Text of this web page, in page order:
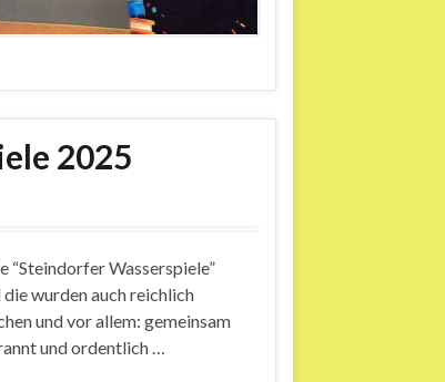
2025
Wasserspiele”
wurden auch reichlich
und vor allem: gemeinsam
und ordentlich …